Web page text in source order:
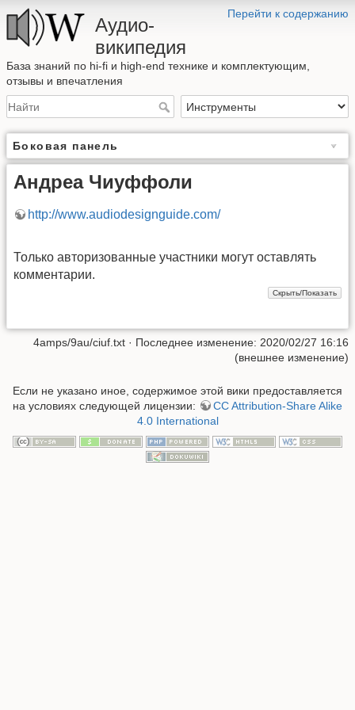
Перейти к содержанию
Аудио-
википедия
База знаний по hi-fi и high-end технике и комплектующим,
отзывы и впечатления
Боковая панель
Андреа Чиуффоли
http://www.audiodesignguide.com/
Только авторизованные участники могут оставлять
комментарии.
4amps/9au/ciuf.txt · Последнее изменение: 2020/02/27 16:16
(внешнее изменение)
Если не указано иное, содержимое этой вики предоставляется
на условиях следующей лицензии:
CC Attribution-Share Alike
4.0 International